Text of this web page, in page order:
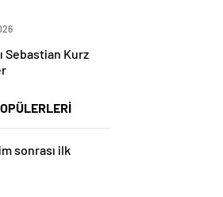
Sebastian Kurz
sonrası ilk